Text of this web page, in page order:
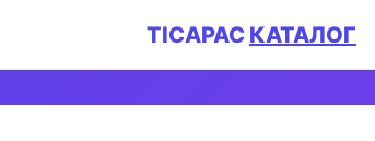
TICAPAC КАТАЛОГ